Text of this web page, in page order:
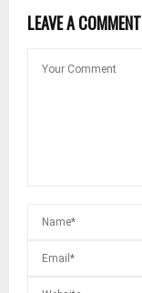
LEAVE A COMMENT